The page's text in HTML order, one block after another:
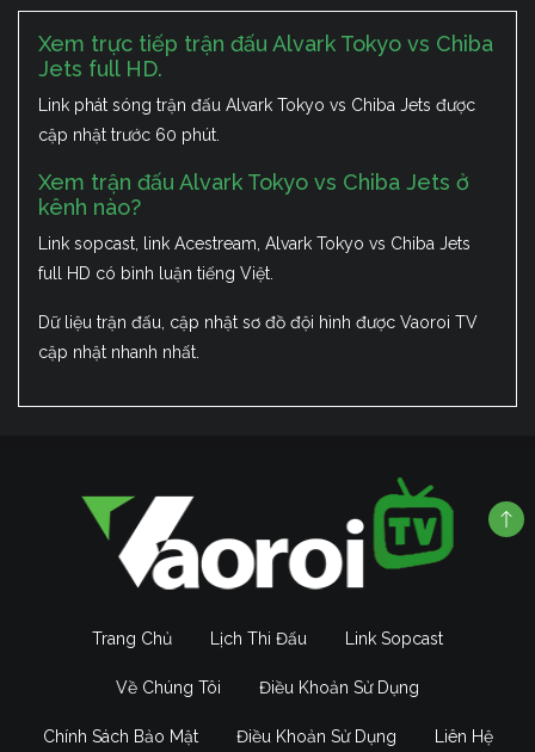
Xem trực tiếp trận đấu Alvark Tokyo vs Chiba
Jets full HD.
Link phát sóng trận đấu Alvark Tokyo vs Chiba Jets được
cập nhật trước 60 phút.
Xem trận đấu Alvark Tokyo vs Chiba Jets ở
kênh nào?
Link sopcast, link Acestream, Alvark Tokyo vs Chiba Jets
full HD có bình luận tiếng Việt.
Dữ liệu trận đấu, cập nhật sơ đồ đội hình được Vaoroi TV
cập nhật nhanh nhất.
Trang Chủ Lịch Thi Đấu Link Sopcast
Về Chúng Tôi Điều Khoản Sử Dụng
Chính Sách Bảo Mật Điều Khoản Sử Dụng Liên Hệ